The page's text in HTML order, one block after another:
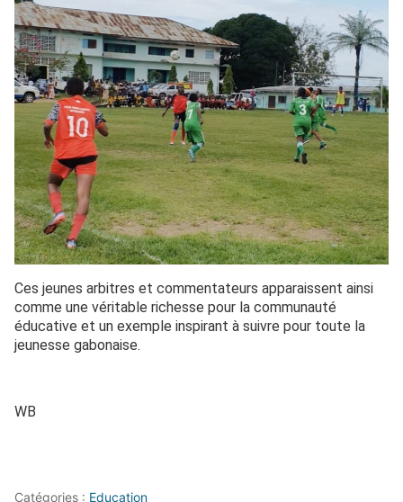
Ces jeunes arbitres et commentateurs apparaissent ainsi
comme une véritable richesse pour la communauté
éducative et un exemple inspirant à suivre pour toute la
jeunesse gabonaise.
WB
Catégories : Education